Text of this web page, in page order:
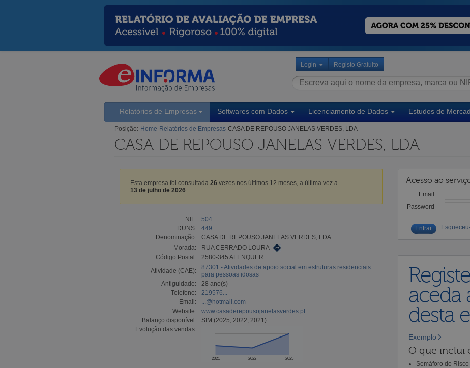
Login Registo Gratuito
Relatórios de Empresas Softwares com Dados Licenciamento de Dados Estudos de
Posição: Home Relatórios de Empresas CASA DE REPOUSO JANELAS VERDES, LDA
CASA DE REPOUSO JANELAS VERDES, LDA
Esta empresa foi consultada 26 vezes nos últimos 12 meses, a última vez a
13 de julho de 2026
NIF:
504...
DUNS:
449...
Denominação:
CASA DE REPOUSO JANELAS VERDES, LDA
Morada:
RUA CERRADO LOURA
Código Postal:
2580-345 ALENQUER
Atividade (CAE):
87301 - Atividades de apoio social em estruturas residenciais
para pessoas idosas
Antiguidade:
28 ano(s)
Telefone:
219576...
Email:
...@hotmail.com
Website:
www.casaderepousojanelasverdes.pt
Balanço disponível:
SIM (2025, 2022, 2021)
Evolução das vendas:
2021 2022 2025
Acesso ao
Email
Password
aceda
desta
Exemplo
O que inclui
Semáforo do